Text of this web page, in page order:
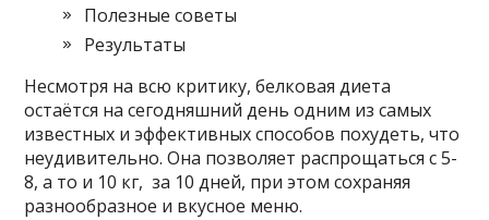
Полезные советы
Результаты
Несмотря на всю критику, белковая диета
остаётся на сегодняшний день одним из самых
известных и эффективных способов похудеть, что
неудивительно. Она позволяет распрощаться с 5-
8, а то и 10 кг, за 10 дней, при этом сохраняя
разнообразное и вкусное меню.